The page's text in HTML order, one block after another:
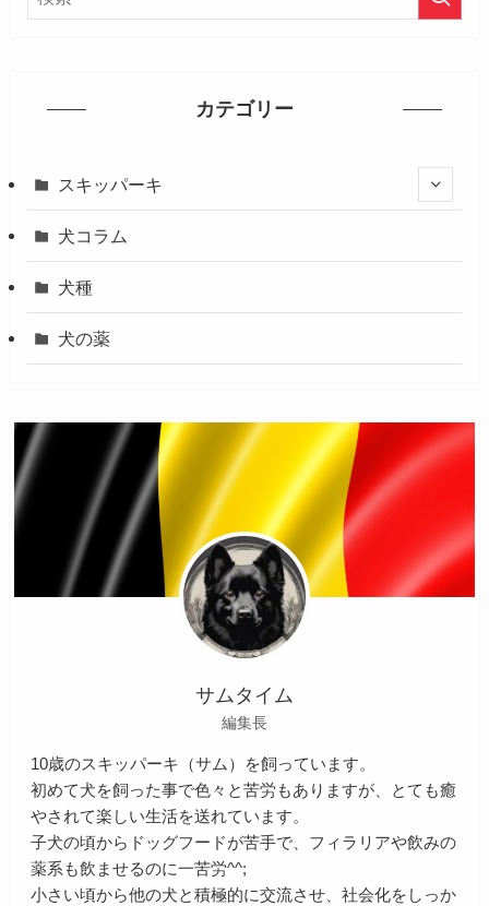
カテゴリー
スキッパーキ
犬コラム
犬種
犬の薬
サムタイム
編集長
10歳のスキッパーキ（サム）を飼っています。
初めて犬を飼った事で色々と苦労もありますが、とても癒
やされて楽しい生活を送れています。
子犬の頃からドッグフードが苦手で、フィラリアや飲みの
薬系も飲ませるのに一苦労^^;
小さい頃から他の犬と積極的に交流させ、社会化をしっか